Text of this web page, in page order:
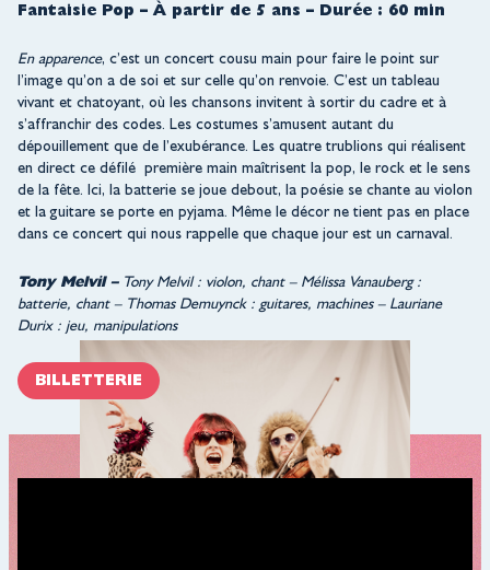
Fantaisie Pop – À partir de 5 ans – Durée : 60 min
En apparence, c’est un concert cousu main pour faire le point sur
l’image qu’on a de soi et sur celle qu’on renvoie. C’est un tableau
vivant et chatoyant, où les chansons invitent à sortir du cadre et à
s’affranchir des codes. Les costumes s’amusent autant du
dépouillement que de l’exubérance. Les quatre trublions qui réalisent
en direct ce défilé première main maîtrisent la pop, le rock et le sens
de la fête. Ici, la batterie se joue debout, la poésie se chante au violon
et la guitare se porte en pyjama. Même le décor ne tient pas en place
dans ce concert qui nous rappelle que chaque jour est un carnaval.
Tony Melvil –Tony Melvil : violon, chant – Mélissa Vanauberg :
batterie, chant – Thomas Demuynck : guitares, machines – Lauriane
Durix : jeu, manipulations
BILLETTERIE